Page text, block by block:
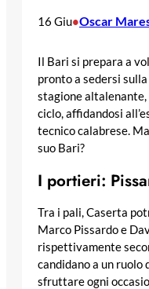
16 Giu•Oscar
Il Bari si prepara a
pronto a sedersi
stagione altalenante,
ciclo, affidandosi
tecnico calabrese.
suo Bari?
I portieri:
Tra i pali, Caserta
Marco Pissardo e
rispettivamente
candidano a un
sfruttare ogni